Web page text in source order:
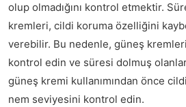
olup olmadığını kontrol etmektir.
kremleri, cildi koruma özelliğini
verebilir. Bu nedenle, güneş
kontrol edin ve süresi dolmuş
güneş kremi kullanımından önce
nem seviyesini kontrol edin.